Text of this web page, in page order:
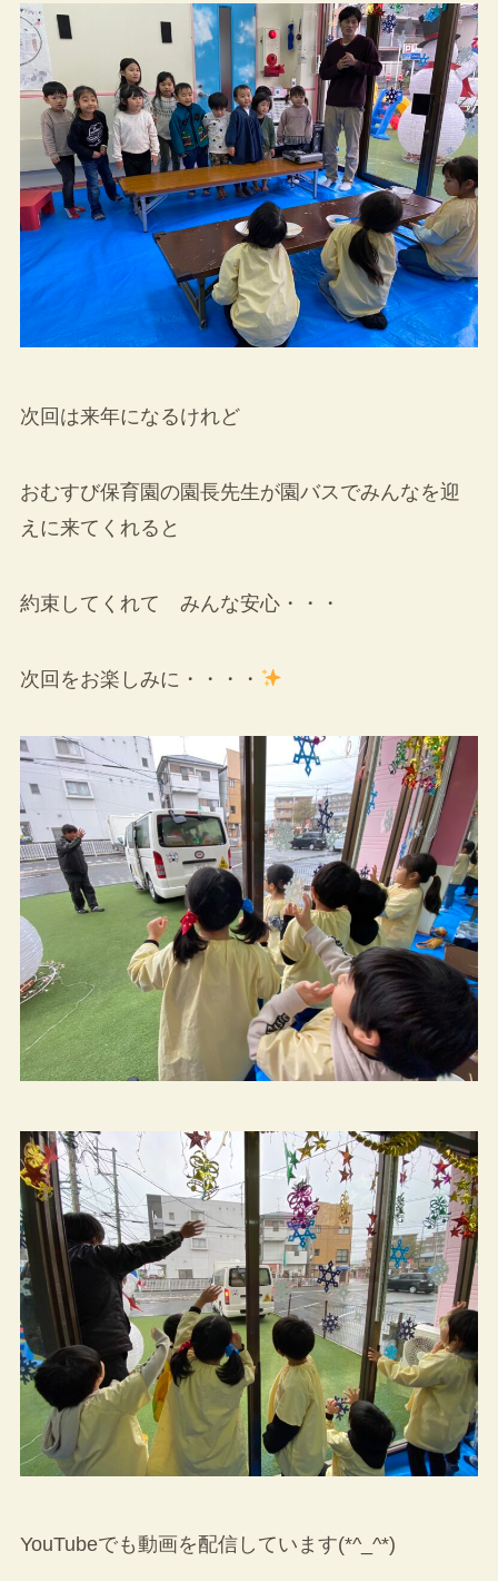
次回は来年になるけれど
おむすび保育園の園長先生が園バスでみんなを迎
えに来てくれると
約束してくれて みんな安心・・・
次回をお楽しみに・・・・
YouTubeでも動画を配信しています(*^_^*)